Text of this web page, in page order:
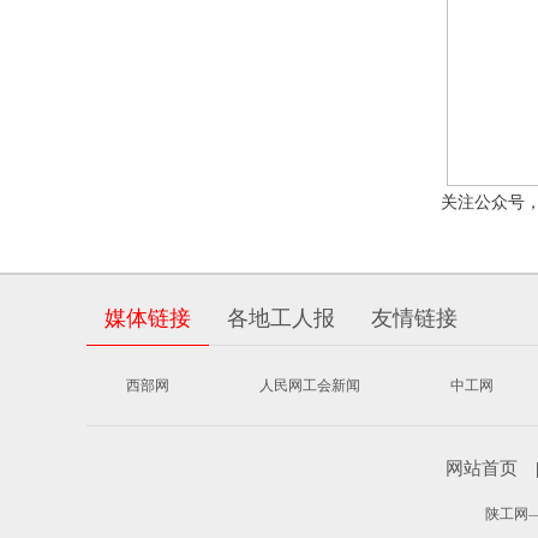
关注公众号
媒体链接 各地工人报 友情链接
西部网 人民网工会新闻 中工网
网站首页 |
陕工网